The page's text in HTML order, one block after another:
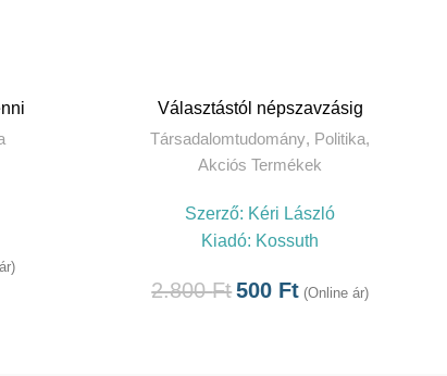
KOSÁRBA TESZEM
Választástól népszavzásig
Társadalomtudomány, Politika,
Akciós Termékek
Szerző: Kéri László
Kiadó: Kossuth
2.800Ft500 Ft (Online ár)